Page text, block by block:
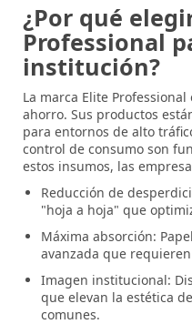
¿Por qué
Professional
institución?
La marca Elite Professional
ahorro. Sus productos
para entornos de alto
control de consumo son
estos insumos, las
Reducción de
"hoja a hoja" que
Máxima absorción:
avanzada que
Imagen institucional:
que elevan la estética
comunes.